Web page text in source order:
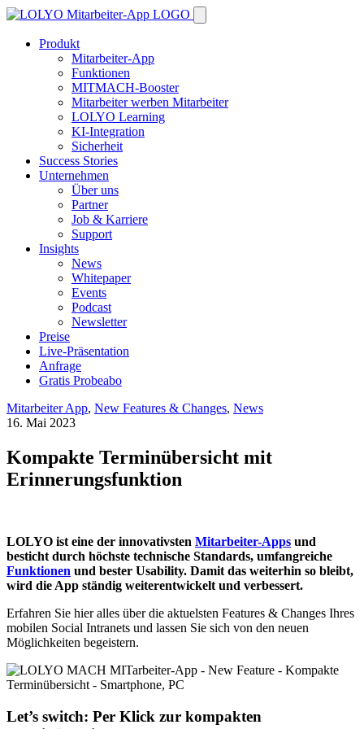
Produkt
Mitarbeiter-App
Funktionen
MITMACH-Booster
Mitarbeiter werben Mitarbeiter
LOLYO Learning
KI-Integration
Sicherheit
Success Stories
Unternehmen
Über uns
Partner
Job & Karriere
Support
Insights
News
Whitepaper
Events
Podcast
Newsletter
Preise
Live-Präsentation
Anfrage
Gratis Probeabo
Mitarbeiter App, New Features & Changes, News
16. Mai 2023
Kompakte Terminübersicht mit
Erinnerungsfunktion
LOLYO ist eine der innovativsten Mitarbeiter-Apps und
besticht durch höchste technische Standards, umfangreiche
Funktionen und bester Usability. Damit das weiterhin so bleibt,
wird die App ständig weiterentwickelt und verbessert.
Erfahren Sie hier alles über die aktuelsten Features & Changes Ihres
mobilen Social Intranets und lassen Sie sich von den neuen
Möglichkeiten begeistern.
Let’s switch: Per Klick zur kompakten